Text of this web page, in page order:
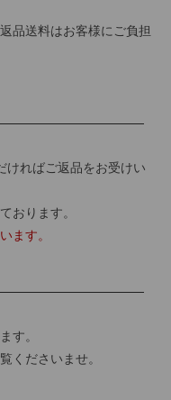
品送料はお客様にご負担
ければご返品をお受けい
おります。
ます。
す。
くださいませ。